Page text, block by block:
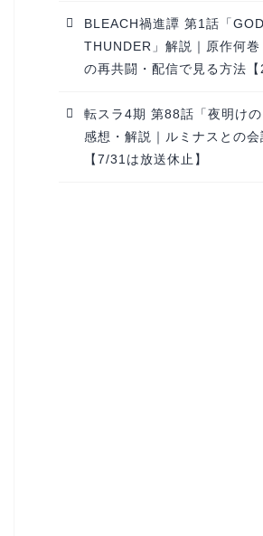
BLEACH禍進譚 第1話「
THUNDER」解説｜原作何巻
の再共闘・配信で見る方法【
転スラ4期 第88話「夜明けの
感想・解説｜ルミナスとの会
【7/31は放送休止】